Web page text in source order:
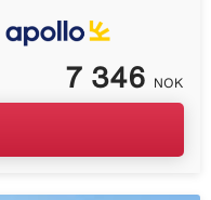
7 346 NOK